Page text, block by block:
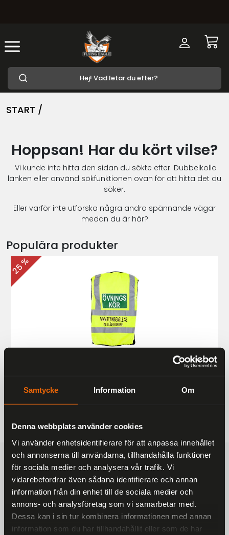
Samtycke Information Om
Denna webbplats använder cookies
Vi använder enhetsidentifierare för att anpassa innehållet
och annonserna till användarna, tillhandahålla funktioner
för sociala medier och analysera vår trafik. Vi
vidarebefordrar även sådana identifierare och annan
information från din enhet till de sociala medier och
annons- och analysföretag som vi samarbetar med.
Dessa kan i sin tur kombinera informationen med annan
information som du har tillhandahållit eller som de har
START /
Hoppsan! Har du kört vilse?
Vi kunde inte hitta den sidan du sökte efter. Dubbelkolla
länken eller använd sökfunktionen ovan för att hitta det du
söker.
Eller varför inte utforska några andra spännande vägar
medan du är här?
Populära produkter
25 %
187 kr
249 kr
FRAKTFRITT
På alla ordrar över 2000 kr
1-3 DAGAR LEVERANS
Inom Sverige med DHL
SÄKRA BETALNINGAR
Betalkort, Klarna eller Swish